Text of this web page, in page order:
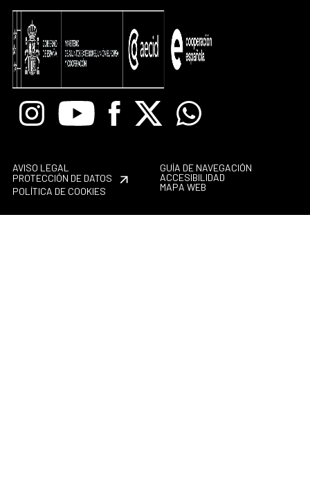
InstagramYoutube Facebook
X Whatsapp
AVISO LEGAL
PROTECCIÓN DE DATOS
POLÍTICA DE COOKIES
GUÍA DE NAVEGACIÓN
ACCESIBILIDAD
MAPA WEB